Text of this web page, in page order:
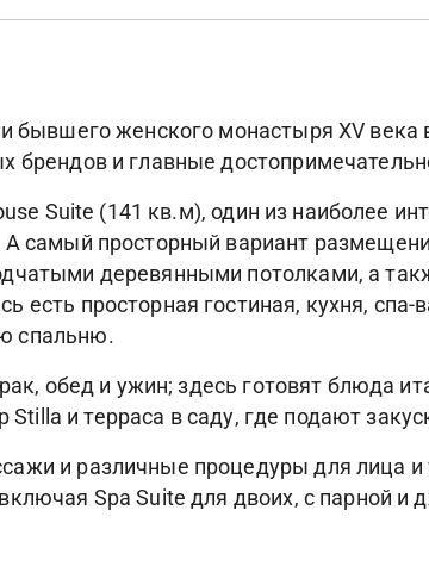
бывшего женского монастыря XV
брендов и главные
Suite (141 кв.м), один из наиболее
самый просторный вариант
деревянными потолками, а
есть просторная гостиная, кухня,
спальню.
обед и ужин; здесь готовят блюда
и терраса в саду, где подают
и различные процедуры для лица
Spa Suite для двоих, c парной и